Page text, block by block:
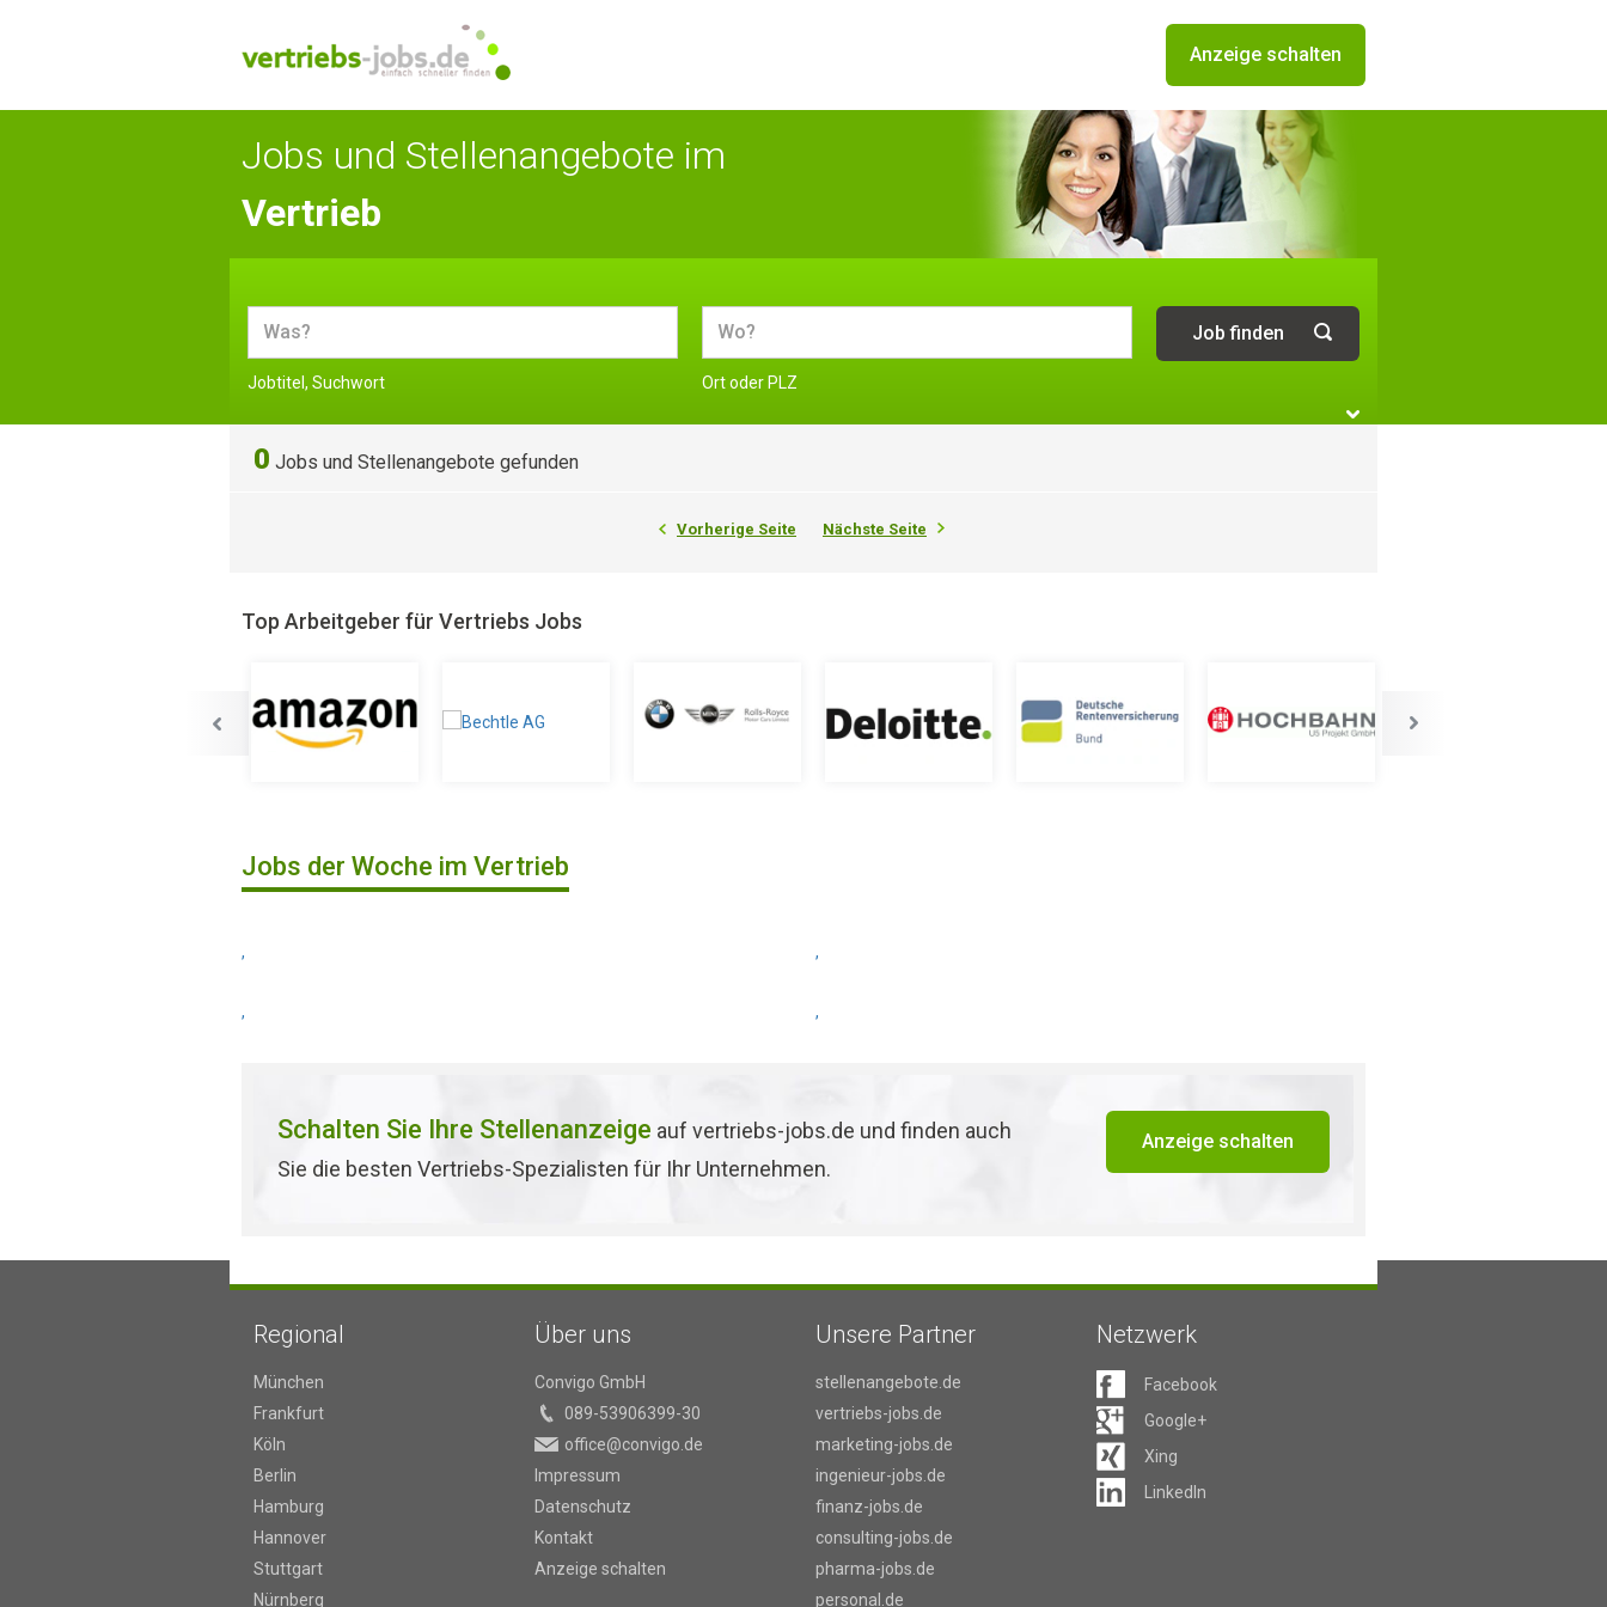
Anzeige schalten
Jobs und Stellenangebote im
Vertrieb
Jobtitel, Suchwort Ort oder PLZ
0 Jobs und Stellenangebote gefunden
Vorherige Seite Nächste Seite
Top Arbeitgeber für Vertriebs Jobs
Jobs der Woche im Vertrieb
, ,
, ,
Schalten Sie Ihre Stellenanzeige auf vertriebs-jobs.de und finden auch
Sie die besten Vertriebs-Spezialisten für Ihr Unternehmen.
Anzeige schalten
Regional
München
Frankfurt
Köln
Berlin
Hamburg
Hannover
Stuttgart
Nürnberg
Über uns
Convigo GmbH
089-53906399-30
office@convigo.de
Impressum
Datenschutz
Kontakt
Anzeige schalten
Unsere Partner
stellenangebote.de
vertriebs-jobs.de
marketing-jobs.de
ingenieur-jobs.de
finanz-jobs.de
consulting-jobs.de
pharma-jobs.de
personal.de
Netzwerk
Facebook
Google+
Xing
LinkedIn